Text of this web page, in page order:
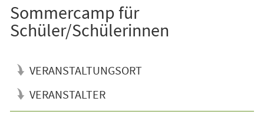
Sommercamp für
Schüler/Schülerinnen
VERANSTALTUNGSORT
VERANSTALTER